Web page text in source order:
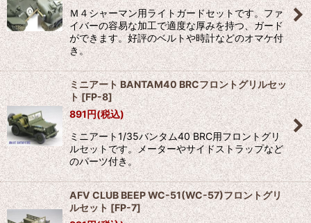
Ｍ４シャーマン用ライトガードセットです。ファ
イバーの容易な加工で適度な厚みを持つ、ガード
ができます。好評のベルトや時計などのオマケ付
き。
ミニアート BANTAM40 BRCフロントグリルセッ
ト[FP-8]
891円(税込)
ミニアート1/35バンタム40 BRC用フロントグリ
ルセットです。メーターやサイドストラップなど
のパーツ付き。
AFV CLUB BEEP WC-51(WC-57)フロントグリ
ルセット[FP-7]